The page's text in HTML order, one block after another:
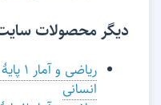
دیگر محصولات
انسانی